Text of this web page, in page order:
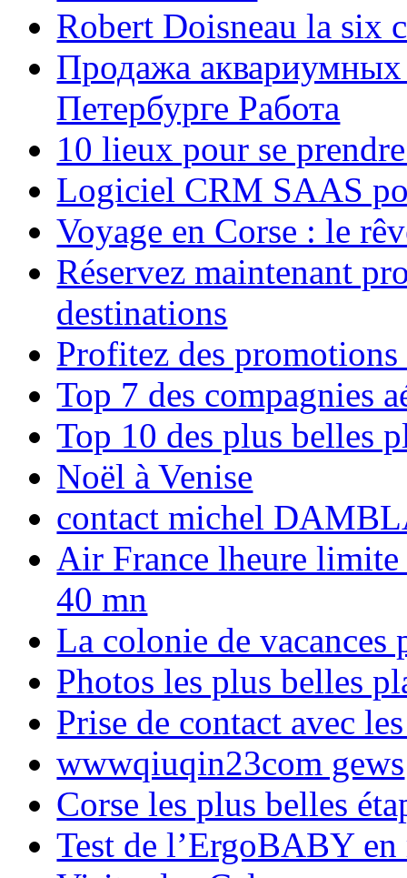
Robert Doisneau la six
Продажа аквариумных
Петербурге Работа
10 lieux pour se
Logiciel CRM SAAS
Voyage en Corse : le
Réservez maintenant
destinations
Profitez des
Top 7 des compagnies
Top 10 des plus belles
Noël à Venise
contact michel
Air France lheure limite
40 mn
La colonie de vacances
Photos les plus belles
Prise de contact avec
wwwqiuqin23com gews
Corse les plus belles
Test de l’ErgoBABY en